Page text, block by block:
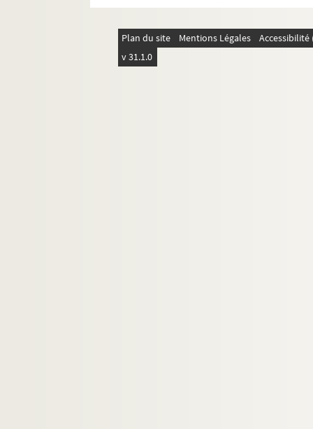
Plan du site Mentions Légales
v 31.1.0